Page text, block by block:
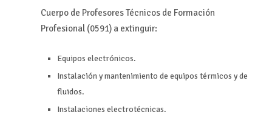
Cuerpo de Profesores Técnicos de Formación
Profesional (0591) a extinguir:
Equipos electrónicos.
Instalación y mantenimiento de equipos térmicos y de
fluidos.
Instalaciones electrotécnicas.